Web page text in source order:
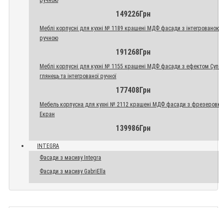
149226Грн
Меблі корпусні для кухні № 1189 крашені МДФ фасади з
ручною
191268Грн
Меблі корпусні для кухні № 1155 крашені МДФ фасади з ефектом
глянець та інтегрованої ручної
177408Грн
Мебель корпусна для кухні № 2112 крашені МДФ фасади з
Екран
139986Грн
INTEGRA
Фасади з масиву Integra
Фасади з масиву GabriElla